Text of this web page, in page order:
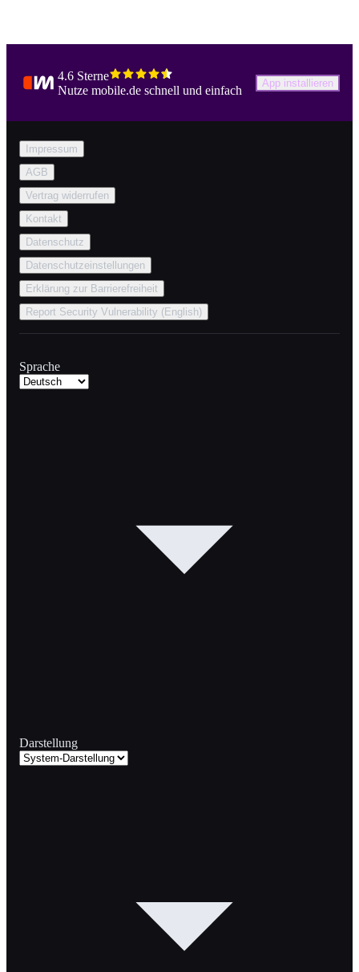
4.6 Sterne
Nutze mobile.de schnell und einfach
App installieren
Impressum
AGB
Vertrag widerrufen
Kontakt
Datenschutz
Datenschutzeinstellungen
Erklärung zur Barrierefreiheit
Report Security Vulnerability (English)
Sprache
Darstellung